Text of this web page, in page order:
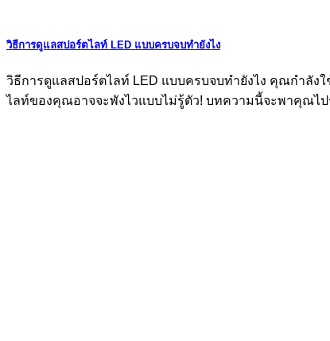
วิธีการดูแลสปอร์ตไลท์ LED แบบครบจบทำยังไง
วิธีการดูแลสปอร์ตไลท์ LED แบบครบจบทำยังไง คุณกำลัง
ไลท์ของคุณอาจจะพังไวแบบไม่รู้ตัว! บทความนี้จะพาคุณไปรู้